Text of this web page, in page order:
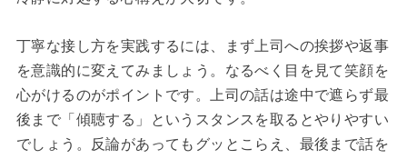
丁寧な接し方を実践するには、まず上司への挨拶や返事
を意識的に変えてみましょう。なるべく目を見て笑顔を
心がけるのがポイントです。上司の話は途中で遮らず最
後まで「傾聴する」というスタンスを取るとやりやすい
でしょう。反論があってもグッとこらえ、最後まで話を